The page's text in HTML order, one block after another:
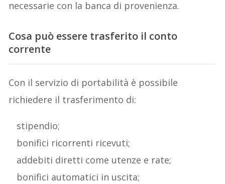
necessarie con la banca di provenienza.
Cosa può essere trasferito il conto
corrente
Con il servizio di portabilità è possibile
richiedere il trasferimento di:
stipendio;
bonifici ricorrenti ricevuti;
addebiti diretti come utenze e rate;
bonifici automatici in uscita;